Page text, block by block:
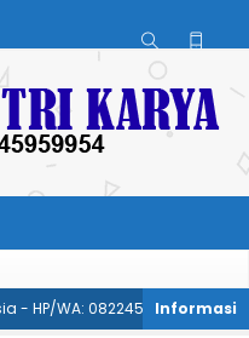
HP/WA: 082245959954